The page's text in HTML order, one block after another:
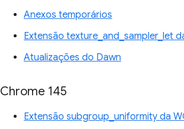
Anexos temporários
Extensão texture_and_sampler_let
Atualizações do Dawn
Chrome 145
Extensão subgroup_uniformity da